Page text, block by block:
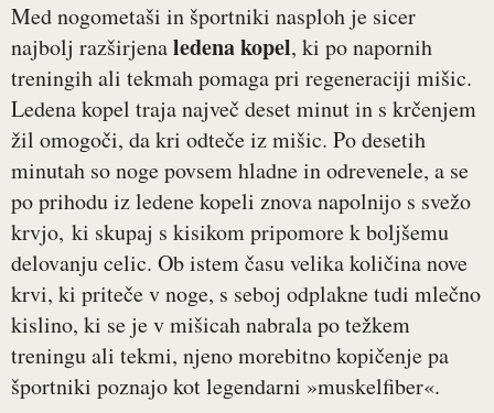
Med nogometaši in športniki nasploh je sicer
najbolj razširjenaledenakopel, ki po napornih
treningih ali tekmah pomaga pri regeneraciji mišic.
Ledena kopel traja največ deset minut in s krčenjem
žil omogoči, da kri odteče iz mišic. Po desetih
minutah so noge povsem hladne in odrevenele, a se
po prihodu iz ledene kopeli znova napolnijo s svežo
krvjo, ki skupaj s kisikom pripomore k boljšemu
delovanju celic. Ob istem času velika količina nove
krvi, ki priteče v noge, s seboj odplakne tudi mlečno
kislino, ki se je v mišicah nabrala po težkem
treningu ali tekmi, njeno morebitno kopičenje pa
športniki poznajo kot legendarni »muskelfiber«.